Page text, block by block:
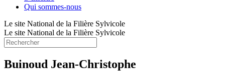
Qui sommes-nous
Le site National de la Filière Sylvicole
Le site National de la Filière Sylvicole
Buinoud Jean-Christophe